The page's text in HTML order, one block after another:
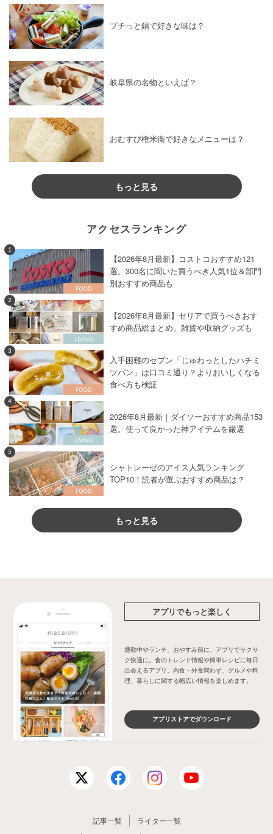
プチっと鍋で好きな味は？
岐阜県の名物といえば？
おむすび権米衛で好きなメニューは？
もっと見る
アクセスランキング
1
【2026年8月最新】コストコおすすめ121
選。300名に聞いた買うべき人気1位＆部門
別おすすめ商品も
2
【2026年8月最新】セリアで買うべきおす
すめ商品総まとめ。雑貨や収納グッズも
3
入手困難のセブン「じゅわっとしたハチミ
ツパン」は口コミ通り？よりおいしくなる
食べ方も検証
4
2026年8月最新｜ダイソーおすすめ商品153
選。使って良かった神アイテムを厳選
5
シャトレーゼのアイス人気ランキング
TOP10！読者が選ぶおすすめ商品は？
もっと見る
アプリでもっと楽しく
通勤中やランチ、おやすみ前に、アプリでサクサ
ク快適に。食のトレンド情報や簡単レシピに毎日
出会えるアプリ。内食・外食問わず、グルメや料
理、暮らしに関する幅広い情報を楽しめます。
アプリストアでダウンロード
記事一覧
ライター一覧